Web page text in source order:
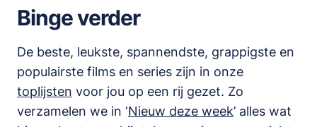
Binge verder
De beste, leukste, spannendste, grappigste en
populairste films en series zijn in onze
toplijsten voor jou op een rij gezet. Zo
verzamelen we in ‘Nieuw deze week’ alles wat